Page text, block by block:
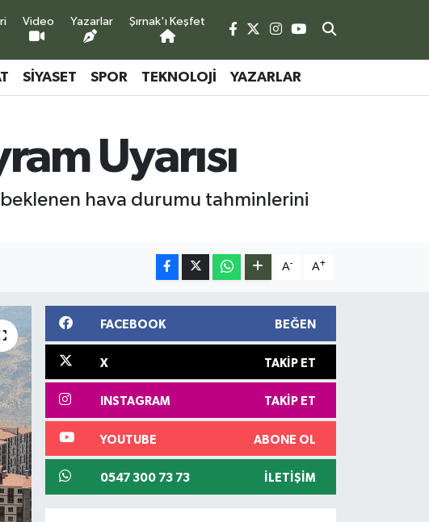
Video Yazarlar Şırnak'ı Keşfet
SIYASET SPOR TEKNOLOJI YAZARLAR
Uyarısı
beklenen hava durumu tahminlerini
A- A+
FACEBOOK BEĞEN
X TAKIP ET
INSTAGRAM TAKIP ET
YOUTUBE ABONE OL
0547 300 73 73 İLETIŞIM